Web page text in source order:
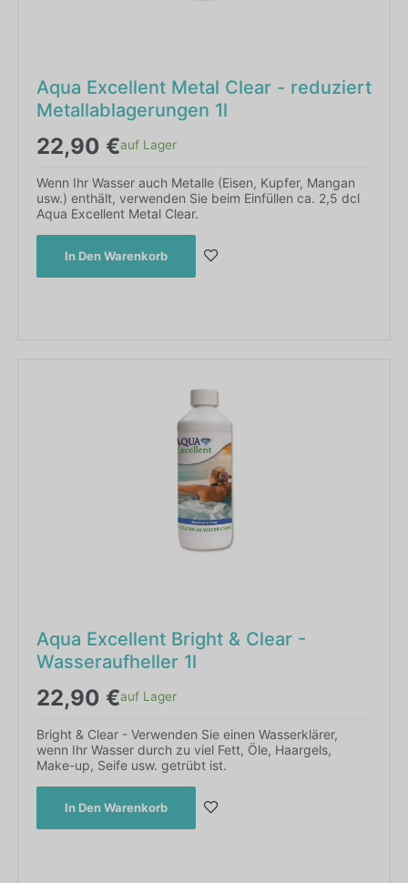
Aqua Excellent Metal Clear - reduziert
Metallablagerungen 1l
22,90 €auf Lager
Wenn Ihr Wasser auch Metalle (Eisen, Kupfer, Mangan
usw.) enthält, verwenden Sie beim Einfüllen ca. 2,5 dcl
Aqua Excellent Metal Clear.
In Den Warenkorb
Aqua Excellent Bright & Clear -
Wasseraufheller 1l
22,90 €auf Lager
Bright & Clear - Verwenden Sie einen Wasserklärer,
wenn Ihr Wasser durch zu viel Fett, Öle, Haargels,
Make-up, Seife usw. getrübt ist.
In Den Warenkorb